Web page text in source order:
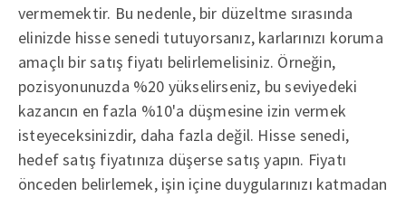
vermemektir. Bu nedenle, bir düzeltme sırasında
elinizde hisse senedi tutuyorsanız, karlarınızı koruma
amaçlı bir satış fiyatı belirlemelisiniz. Örneğin,
pozisyonunuzda %20 yükselirseniz, bu seviyedeki
kazancın en fazla %10'a düşmesine izin vermek
isteyeceksinizdir, daha fazla değil. Hisse senedi,
hedef satış fiyatınıza düşerse satış yapın. Fiyatı
önceden belirlemek, işin içine duygularınızı katmadan